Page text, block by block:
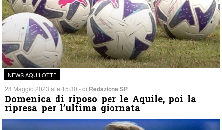
NEWS AQUILOTTE
28 Maggio 2023 alle 15:30 - di Redazione SP
Domenica di riposo per le Aquile, poi la
ripresa per l’ultima giornata